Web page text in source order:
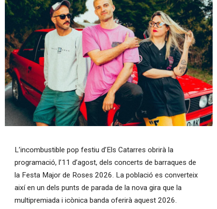
L’incombustible pop festiu d’Els Catarres obrirà la
programació, l’11 d’agost, dels concerts de barraques de
la Festa Major de Roses 2026. La població es converteix
així en un dels punts de parada de la nova gira que la
multipremiada i icònica banda oferirà aquest 2026.